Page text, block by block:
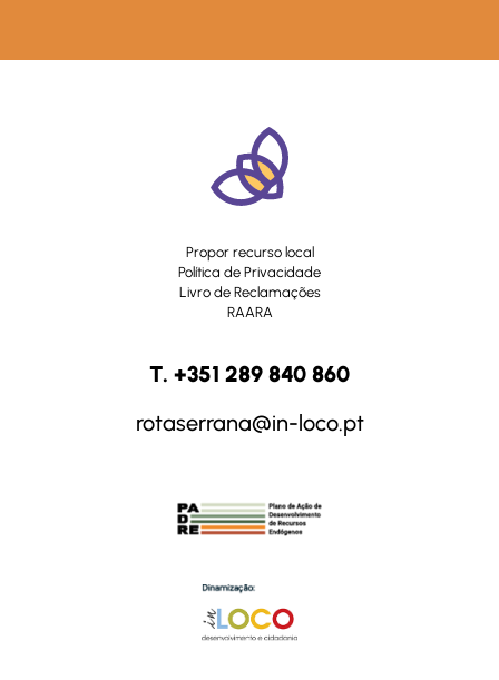
Propor recurso local
Política de Privacidade
Livro de Reclamações
RAARA
T. +351 289 840 860
rotaserrana@in-loco.pt